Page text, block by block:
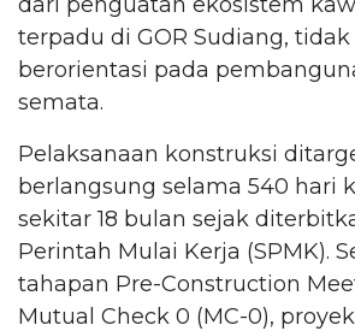
terpadu di GOR Sudiang, tidak
berorientasi pada
semata.
Pelaksanaan konstruksi
berlangsung selama 540 hari
sekitar 18 bulan sejak
Perintah Mulai Kerja (SPMK).
tahapan Pre-Construction
Mutual Check 0 (MC-0),